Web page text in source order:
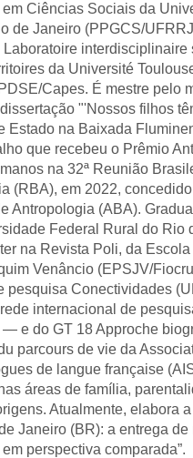
Ciências Sociais da
de Janeiro (PPGCS/
Laboratoire interdisciplinaire
da Université
Capes. É mestre pelo
"'Nossos filhos
Estado na Baixada
que recebeu o Prêmio
na 32ª Reunião
(RBA), em 2022,
Antropologia (ABA).
Federal Rural do Rio
na Revista Poli, da
Venâncio (EPSJV/
pesquisa Conectividades
internacional de
— e do GT 18 Approche
parcours de vie da
de langue française
áreas de família,
Atualmente, elabora
Janeiro (BR): a entrega
perspectiva comparada”.